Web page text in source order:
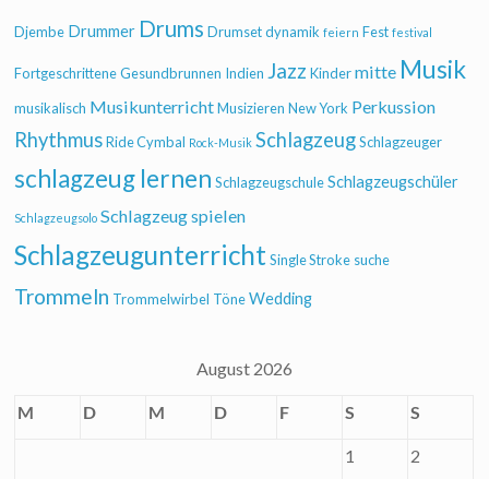
Djembe Drummer Drums Drumset dynamik feiern Fest festival
Fortgeschrittene Gesundbrunnen Indien Jazz Kinder mitte Musik
musikalisch Musikunterricht Musizieren New York Perkussion
Rhythmus Ride Cymbal Rock-Musik Schlagzeug Schlagzeuger
schlagzeug lernen Schlagzeugschule Schlagzeugschüler
Schlagzeugsolo Schlagzeug spielen
Schlagzeugunterricht Single Stroke suche
Trommeln Trommelwirbel Töne Wedding
August 2026
M D M D F S S
1 2